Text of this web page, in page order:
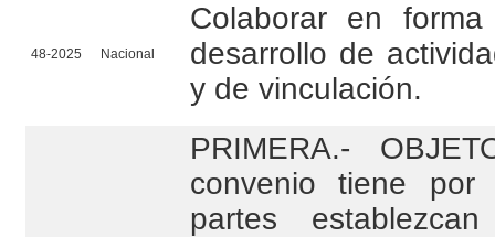
48-2025 Nacional
Colaborar en
desarrollo de
y de vinculación.
PRIMERA.-
convenio tiene
partes